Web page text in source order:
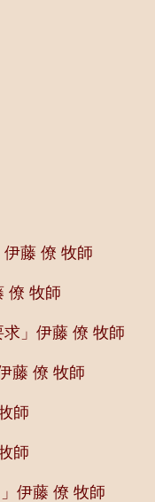
藤 僚 牧師
僚 牧師
」伊藤 僚 牧師
藤 僚 牧師
師
師
伊藤 僚 牧師